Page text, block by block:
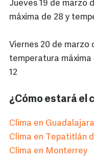
Jueves 19 de marzo
máxima de 28 y
Viernes 20 de marzo
temperatura
12
¿Cómo estará el
Clima en Guadalajara
Clima en Tepatitlán
Clima en Monterrey